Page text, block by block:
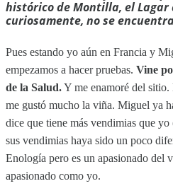
histórico de Montilla, el Lagar
curiosamente, no se
Pues estando yo aún en Francia y
empezamos a hacer pruebas. Vine
de la Salud.Y me enamoré del
me gustó mucho la viña. Miguel ya
dice que tiene más vendimias que
sus vendimias haya sido un poco
Enología pero es un apasionado del
apasionado como yo.